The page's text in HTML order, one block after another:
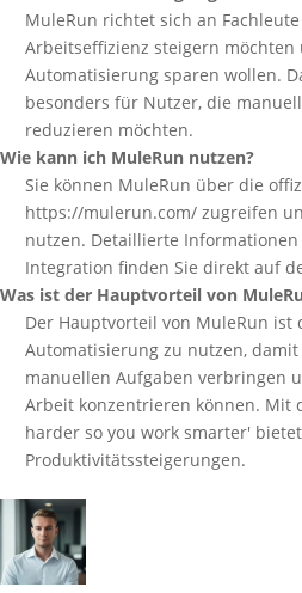
MuleRun richtet sich an
Arbeitseffizienz steigern
Automatisierung sparen wollen.
besonders für Nutzer, die
reduzieren möchten.
Wie kann ich MuleRun nutzen?
Sie können MuleRun über die
https://mulerun.com/ zugreifen
nutzen. Detaillierte
Integration finden Sie direkt auf
Was ist der Hauptvorteil von
Der Hauptvorteil von MuleRun ist
Automatisierung zu nutzen,
manuellen Aufgaben verbringen
Arbeit konzentrieren können. Mit
harder so you work smarter'
Produktivitätssteigerungen.